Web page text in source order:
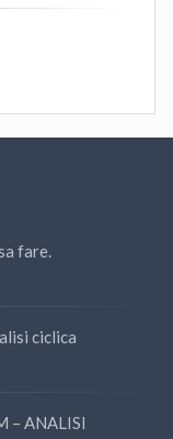
fare.
ciclica
– ANALISI